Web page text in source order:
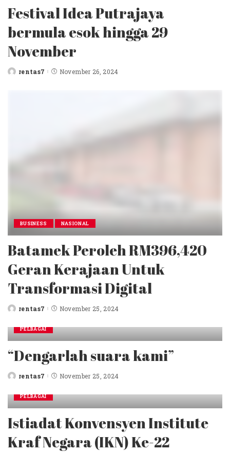
Festival Idea Putrajaya
bermula esok hingga 29
November
Postedrentas7 November 26, 2024
BUSINESS NASIONAL
Batamek Peroleh RM396,420
Geran Kerajaan Untuk
Transformasi Digital
Postedrentas7 November 25, 2024
PELBAGAI
“Dengarlah suara kami”
Postedrentas7 November 25, 2024
PELBAGAI
Istiadat Konvensyen Institute
Kraf Negara (IKN) Ke-22